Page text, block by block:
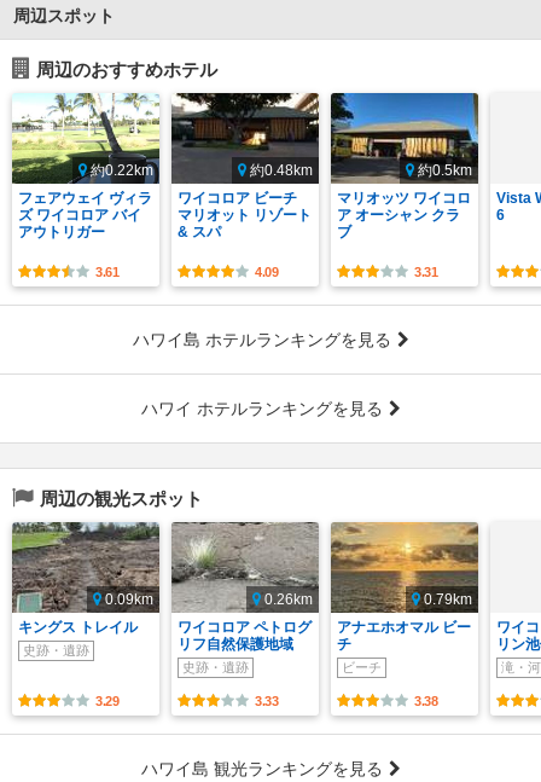
周辺スポット
周辺のおすすめホテル
約0.22km
フェアウェイ ヴィラ
ズ ワイコロア バイ
アウトリガー
3.61
約0.48km
ワイコロア ビーチ
マリオット リゾート
& スパ
4.09
約0.5km
マリオッツ ワイコロ
ア オーシャン クラ
ブ
3.31
Vista
6
ハワイ島 ホテルランキングを見る
ハワイ ホテルランキングを見る
周辺の観光スポット
0.09km
キングス トレイル
史跡・遺跡
3.29
0.26km
ワイコロア ペトログ
リフ自然保護地域
史跡・遺跡
3.33
0.79km
アナエホオマル ビー
チ
ビーチ
3.38
ワイ
リン
滝・
ハワイ島 観光ランキングを見る